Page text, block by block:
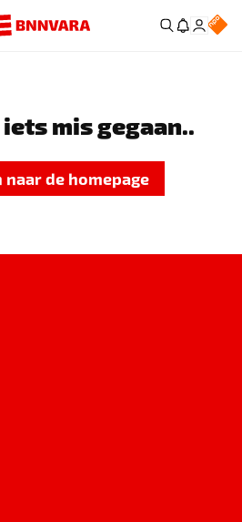
mis gegaan..
naar de homepage